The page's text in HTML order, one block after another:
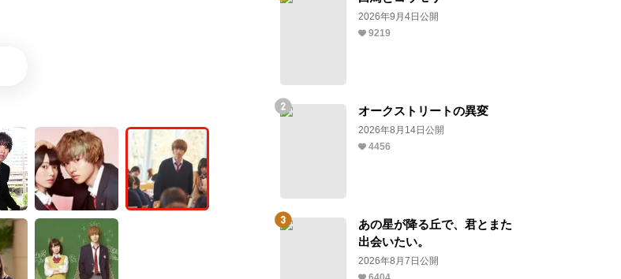
2026年9月4日公開
9219
オークストリートの異変
2026年8月14日公開
4456
あの星が降る丘で、君とまた
出会いたい。
2026年8月7日公開